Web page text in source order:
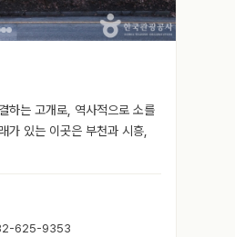
하는 고개로, 역사적으로 소를
가 있는 이곳은 부천과 시흥,
625-9353